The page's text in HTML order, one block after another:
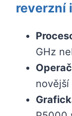
reverzní
GHz
novější